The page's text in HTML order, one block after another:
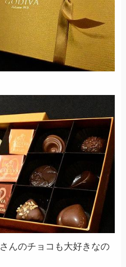
さんのチョコも大好きなの